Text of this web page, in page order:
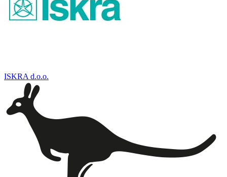
ISKRA d.o.o.